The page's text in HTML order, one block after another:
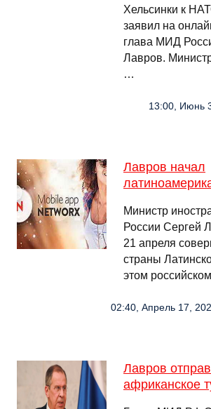
Хельсинки к
заявил на
глава МИД
Лавров.
…
13:00, Июнь
Лавров начал
Министр
России Сергей
21 апреля
страны
этом
02:40, Апрель 17,
Лавров
африканское